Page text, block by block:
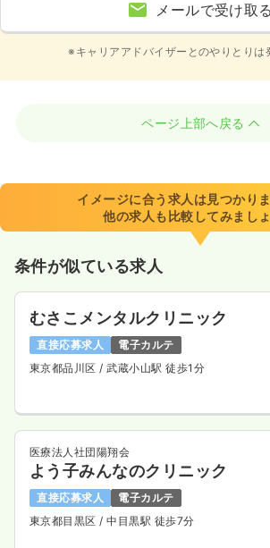
メールで受け取る
※キャリアアドバイザーとのやりとりは
ページ上部へ戻る
イメージに合う求人は見つかり
他の求人も比較してみましょ
条件が似ている求人
むさこメンタルクリニック
直接応募求人
電子カルテ
東京都品川区/ 武蔵小山駅 徒歩1分
医療法人社団陽翔会
よう子みんなのクリニック
直接応募求人
電子カルテ
東京都目黒区/ 中目黒駅 徒歩7分